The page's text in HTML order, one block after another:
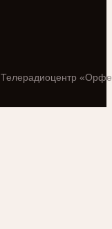
Телерадиоцентр